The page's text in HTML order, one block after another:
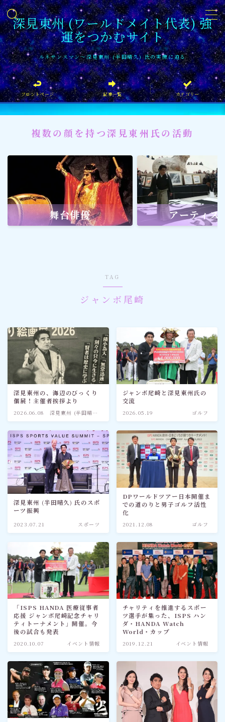
深見東州 (ワールドメイト代表) 強
運をつかむサイト
ルネサンスマン〜深見東州 (半田晴久) 氏の実像に迫る
MENU
フロントページ
記事一覧
イベント情報
企業家
文化・芸術活動
社会貢献 社会貢献
ワールドメイト
神道・宗教
おすすめ記事
フロントページ 記事一覧 カテゴリー
複数の顔を持つ深見東州氏の活動
舞台俳優 アーティス
TAG
ジャンボ尾崎
深見東州の、海辺のびっくり
個展！主催者挨拶より
2026.06.08
深見東州 (半田晴
久)
ジャンボ尾崎と深見東州氏の
交流
2026.05.19 ゴルフ
深見東州 (半田晴久) 氏のスポ
ーツ振興
2023.07.21 スポーツ
DPワールドツアー日本開催ま
での道のりと男子ゴルフ活性
化
2021.12.08 ゴルフ
「ISPS HANDA 医療従事者
応援 ジャンボ尾崎記念チャリ
ティトーナメント」開催。今
後の試合も発表
2020.10.07 イベント情報
チャリティを推進するスポー
ツ選手が集った、ISPS ハン
ダ・HANDA Watch
World・カップ
2019.12.21 イベント情報